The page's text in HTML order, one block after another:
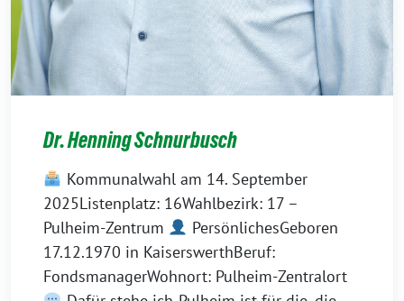
Dr. Henning Schnurbusch
Kommunalwahl am 14. September
2025Listenplatz: 16Wahlbezirk: 17 –
Pulheim-Zentrum
PersönlichesGeboren
17.12.1970 in KaiserswerthBeruf:
FondsmanagerWohnort: Pulheim-Zentralort